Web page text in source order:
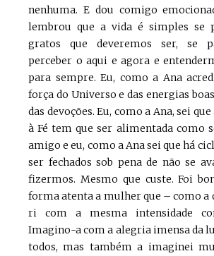
nenhuma. E dou comigo
lembrou que a vida é simples se
gratos que deveremos ser, se
perceber o aqui e agora e
para sempre. Eu, como a Ana
força do Universo e das energias
das devoções. Eu, como a Ana, sei
à Fé tem que ser alimentada como
amigo e eu, como a Ana sei que há
ser fechados sob pena de não se
fizermos. Mesmo que custe. Foi
forma atenta a mulher que – como
ri com a mesma intensidade
Imagino-a com a alegria imensa da
todos, mas também a imaginei